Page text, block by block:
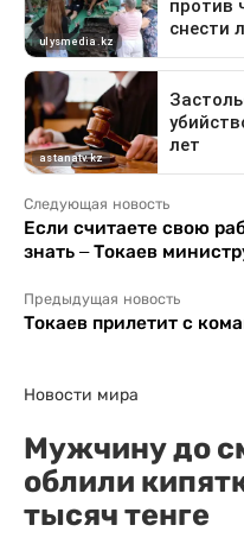
Следующая новость
Если считаете свою
знать – Токаев
Предыдущая новость
Токаев прилетит с
Новости мира
Мужчину до
облили
тысяч тенге